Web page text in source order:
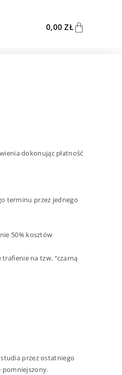
0,00ZŁ
dokonując płatność
terminu przez jednego
50% kosztów
na tzw. “czarną
przez ostatniego
pomniejszony.